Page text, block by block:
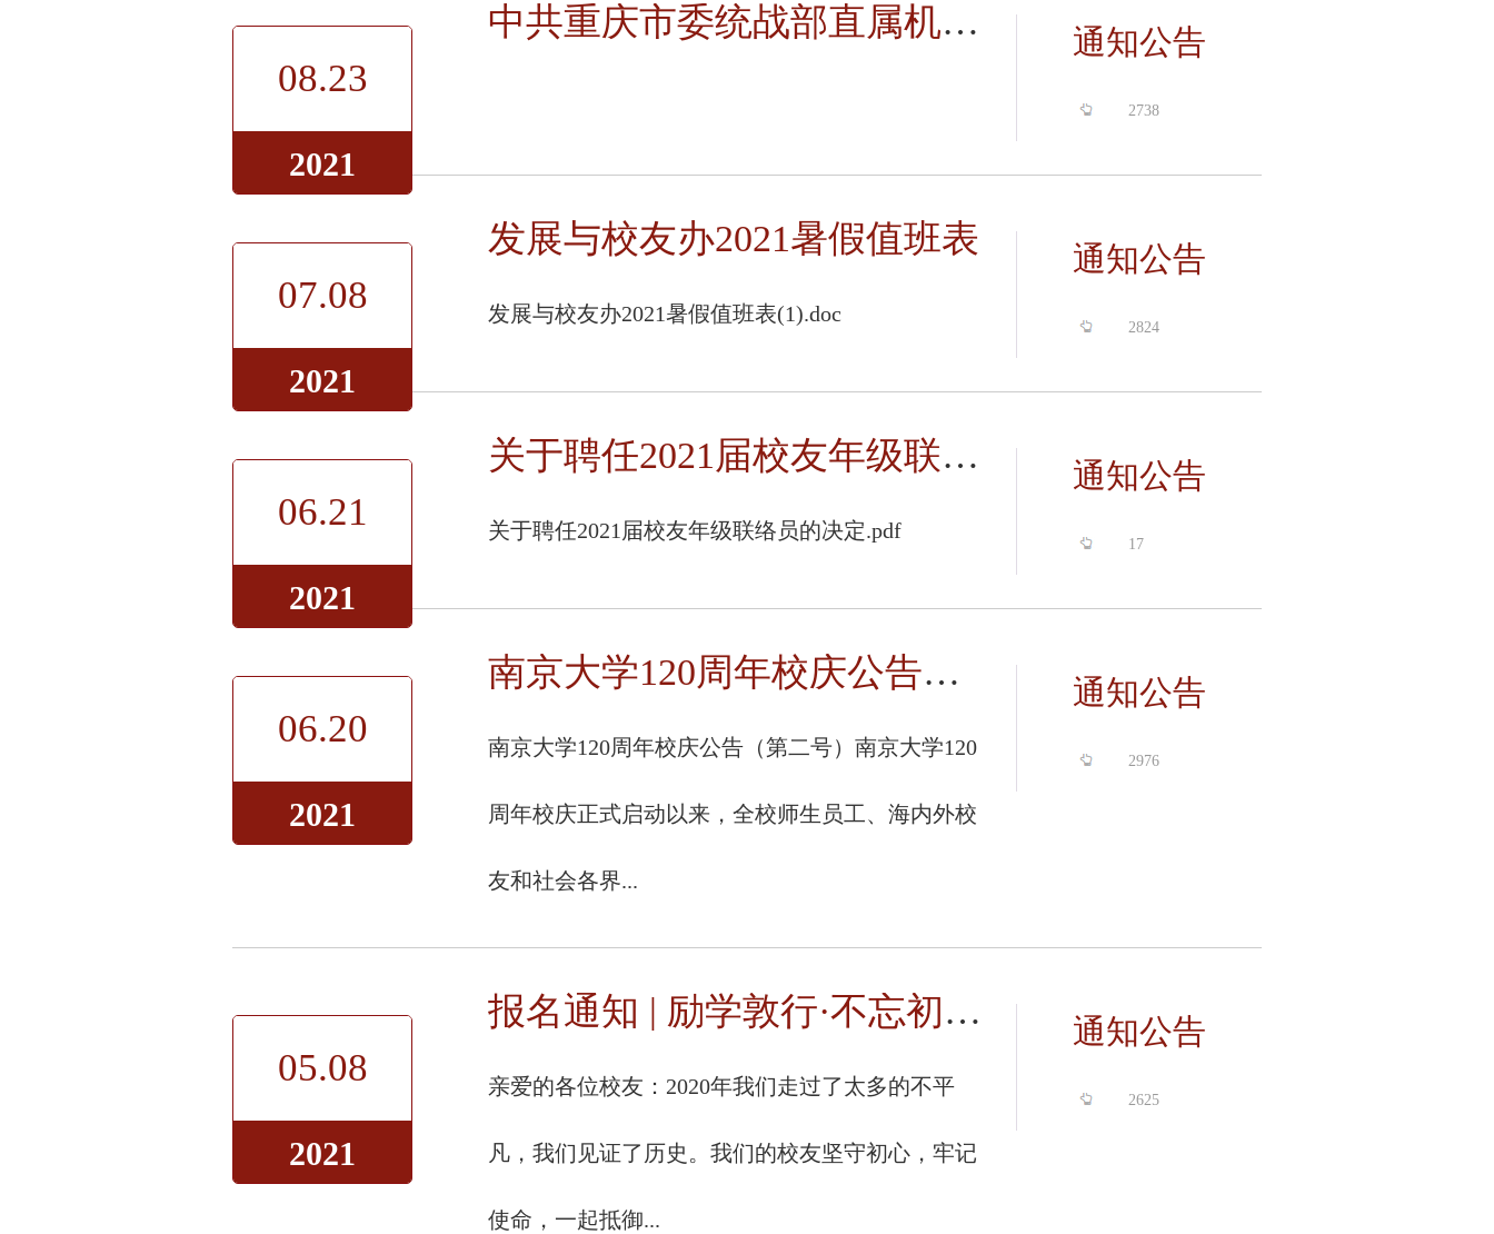
08.23
2021
通知公告
2738
中共重庆市委统战部直属机关委员会关于同意中央大学南京大学重庆...
07.08
2021
通知公告
2824
发展与校友办2021暑假值班表
发展与校友办2021暑假值班表(1).doc
06.21
2021
通知公告
17
关于聘任2021届校友年级联络员的决定
关于聘任2021届校友年级联络员的决定.pdf
06.20
2021
通知公告
2976
南京大学120周年校庆公告（第二号）
南京大学120周年校庆公告（第二号）南京大学120
周年校庆正式启动以来，全校师生员工、海内外校
友和社会各界...
05.08
2021
通知公告
2625
报名通知 | 励学敦行·不忘初心 - 南大青岛校友会庆祝母校119周年...
亲爱的各位校友：2020年我们走过了太多的不平
凡，我们见证了历史。我们的校友坚守初心，牢记
使命，一起抵御...